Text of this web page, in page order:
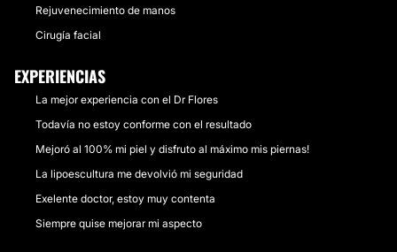
Rejuvenecimiento de manos
Cirugía facial
EXPERIENCIAS
La mejor experiencia con el Dr Flores
Todavía no estoy conforme con el resultado
Mejoró al 100% mi piel y disfruto al máximo mis piernas!
La lipoescultura me devolvió mi seguridad
Exelente doctor, estoy muy contenta
Siempre quise mejorar mi aspecto